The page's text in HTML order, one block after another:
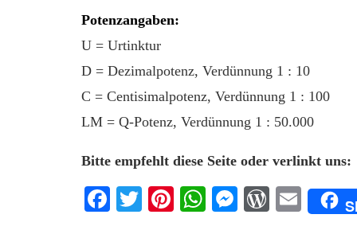
Potenzangaben:
U = Urtinktur
D = Dezimalpotenz, Verdünnung 1 : 10
C = Centisimalpotenz, Verdünnung 1 : 100
LM = Q-Potenz, Verdünnung 1 : 50.000
Bitte empfehlt diese Seite oder verlinkt uns:
Facebook
TwitterPinterest
WhatsApp
Messenger